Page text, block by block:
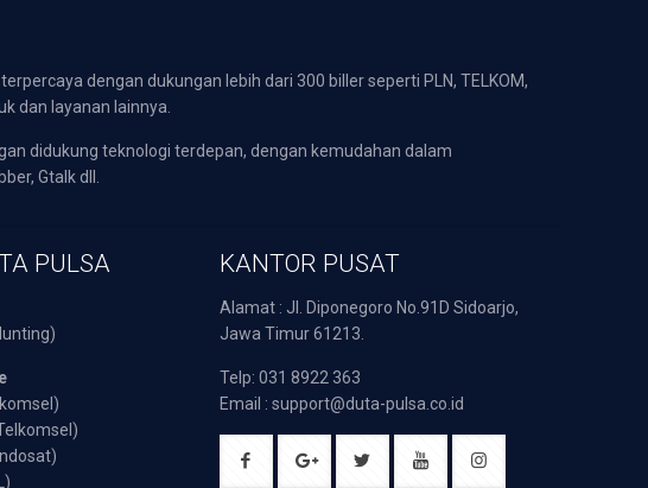
dengan dukungan lebih dari 300 biller seperti PLN, TELKOM,
dan layanan lainnya.
didukung teknologi terdepan, dengan kemudahan dalam
Gtalk dll.
PULSA KANTOR PUSAT
Alamat : Jl. Diponegoro No.91D Sidoarjo,
Jawa Timur 61213.
Telp: 031 8922 363
Email : support@duta-pulsa.co.id